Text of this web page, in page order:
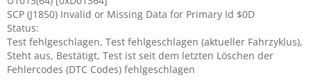
SCP (J1850) Invalid or Missing Data for Primary Id $0D
Status:
Test fehlgeschlagen, Test fehlgeschlagen (aktueller Fahrzyklus),
Steht aus, Bestätigt, Test ist seit dem letzten Löschen der
Fehlercodes (DTC Codes) fehlgeschlagen